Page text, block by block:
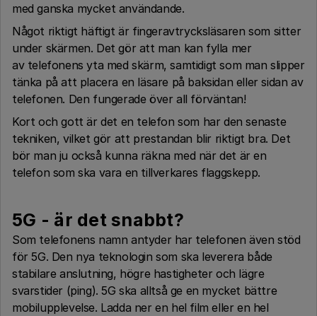
med ganska mycket användande.
Något riktigt häftigt är fingeravtrycksläsaren som sitter
under skärmen. Det gör att man kan fylla mer
av telefonens yta med skärm, samtidigt som man slipper
tänka på att placera en läsare på baksidan eller sidan av
telefonen. Den fungerade över all förväntan!
Kort och gott är det en telefon som har den senaste
tekniken, vilket gör att prestandan blir riktigt bra. Det
bör man ju också kunna räkna med när det är en
telefon som ska vara en tillverkares flaggskepp.
5G - är det snabbt?
Som telefonens namn antyder har telefonen även stöd
för 5G. Den nya teknologin som ska leverera både
stabilare anslutning, högre hastigheter och lägre
svarstider (ping). 5G ska alltså ge en mycket bättre
mobilupplevelse. Ladda ner en hel film eller en hel